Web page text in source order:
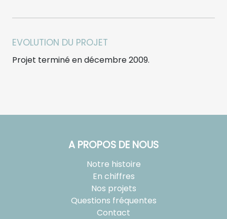
EVOLUTION DU PROJET
Projet terminé en décembre 2009.
A PROPOS DE NOUS
Notre histoire
En chiffres
Nos projets
Questions fréquentes
Contact